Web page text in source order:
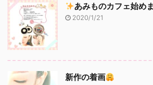
あみものカフェ始め
2020/1/21
新作の着画